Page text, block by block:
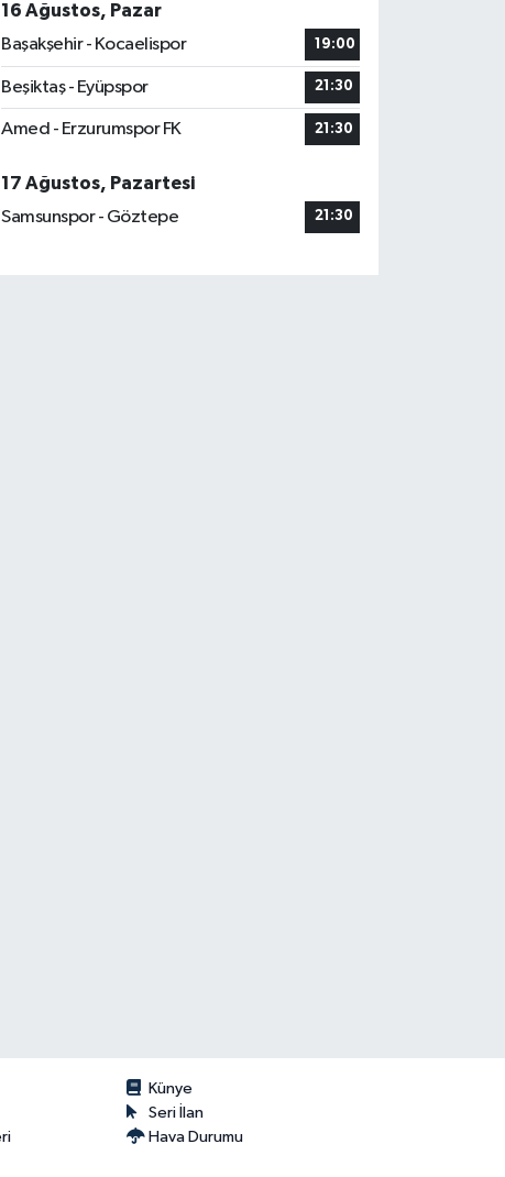
16 Ağustos, Pazar
Başakşehir - Kocaelispor
19:00
Beşiktaş - Eyüpspor 21:30
Amed - Erzurumspor FK 21:30
17 Ağustos, Pazartesi
Samsunspor - Göztepe
21:30
Künye
Seri İlan
Hava Durumu